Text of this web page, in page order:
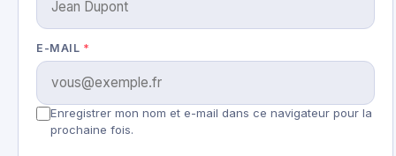
E-MAIL *
Enregistrer mon nom et e-mail dans ce navigateur pour la
prochaine fois.